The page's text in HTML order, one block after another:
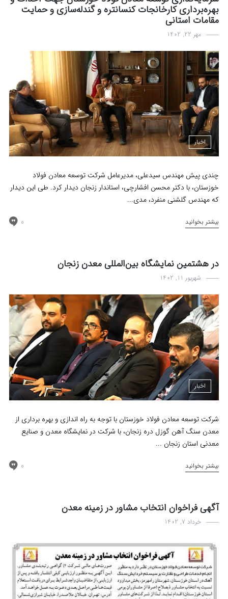
بهره‌برداری کارخانجات کنسانتره و گندله‌سازی و حمایت
مقامات استانی
مهر 22, 1402
اخبار
چندی پیش مهندس سیدعلی، مدیرعامل شرکت توسعه معادن فولاد
خوزستان، با دکتر محسن افشارچی، استاندار زنجان دیدار کرد. طی این دیدار
که مهندس گلشنی منفرد، مدی...
بیشتر بخوانید 0
در هشتمین نمایشگاه بین‌المللی معدن زنجان
شهریور 11, 1402
اخبار
شرکت توسعه معادن فولاد خوزستان با توجه به راه اندازی و بهره برداری از
معدن سنگ آهن گوزل دره زنجان، با شرکت در نمایشگاه معدن و صنایع
معدنی استان زنجان ...
بیشتر بخوانید 0
آگهی فراخوان انتخاب مشاور در زمینه معدن
خرداد 7, 1402